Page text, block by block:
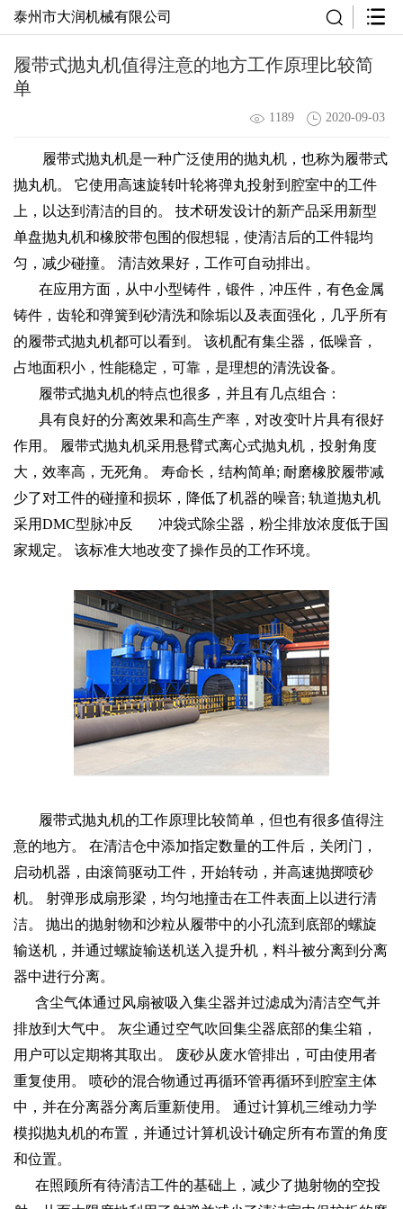
泰州市大润机械有限公司
履带式抛丸机值得注意的地方工作原理比较简
单
1189 2020-09-03
履带式抛丸机是一种广泛使用的抛丸机，也称为履带式
抛丸机。 它使用高速旋转叶轮将弹丸投射到腔室中的工件
上，以达到清洁的目的。 技术研发设计的新产品采用新型
单盘抛丸机和橡胶带包围的假想辊，使清洁后的工件辊均
匀，减少碰撞。 清洁效果好，工作可自动排出。
在应用方面，从中小型铸件，锻件，冲压件，有色金属
铸件，齿轮和弹簧到砂清洗和除垢以及表面强化，几乎所有
的履带式抛丸机都可以看到。 该机配有集尘器，低噪音，
占地面积小，性能稳定，可靠，是理想的清洗设备。
履带式抛丸机的特点也很多，并且有几点组合：
具有良好的分离效果和高生产率，对改变叶片具有很好
作用。 履带式抛丸机采用悬臂式离心式抛丸机，投射角度
大，效率高，无死角。 寿命长，结构简单; 耐磨橡胶履带减
少了对工件的碰撞和损坏，降低了机器的噪音; 轨道抛丸机
采用DMC型脉冲反 冲袋式除尘器，粉尘排放浓度低于国
家规定。 该标准大地改变了操作员的工作环境。
履带式抛丸机的工作原理比较简单，但也有很多值得注
意的地方。 在清洁仓中添加指定数量的工件后，关闭门，
启动机器，由滚筒驱动工件，开始转动，并高速抛掷喷砂
机。 射弹形成扇形梁，均匀地撞击在工件表面上以进行清
洁。 抛出的抛射物和沙粒从履带中的小孔流到底部的螺旋
输送机，并通过螺旋输送机送入提升机，料斗被分离到分离
器中进行分离。
含尘气体通过风扇被吸入集尘器并过滤成为清洁空气并
排放到大气中。 灰尘通过空气吹回集尘器底部的集尘箱，
用户可以定期将其取出。 废砂从废水管排出，可由使用者
重复使用。 喷砂的混合物通过再循环管再循环到腔室主体
中，并在分离器分离后重新使用。 通过计算机三维动力学
模拟抛丸机的布置，并通过计算机设计确定所有布置的角度
和位置。
在照顾所有待清洁工件的基础上，减少了抛射物的空投